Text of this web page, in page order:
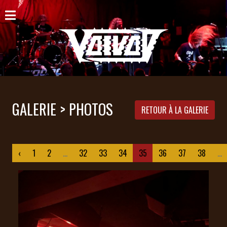
ACCUEIL
NOUVELLES
CONCERTS
DISCOGRAPHIE
BIO
PANIER
MAGASIN
DIFFUSION
GALERIE > PHOTOS RETOUR À LA GALERIE
‹ 1 2 ... 32 33 34 35 36 37 38 ...